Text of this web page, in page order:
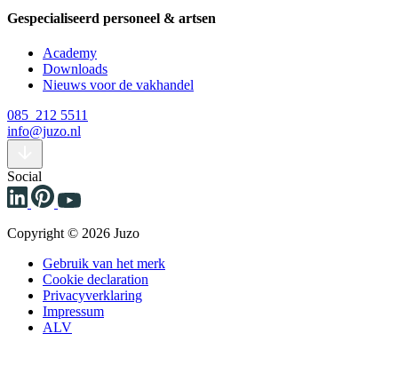
Gespecialiseerd personeel & artsen
Academy
Downloads
Nieuws voor de vakhandel
085 212 5511
info@juzo.nl
Social
Copyright © 2026 Juzo
Gebruik van het merk
Cookie declaration
Privacyverklaring
Impressum
ALV